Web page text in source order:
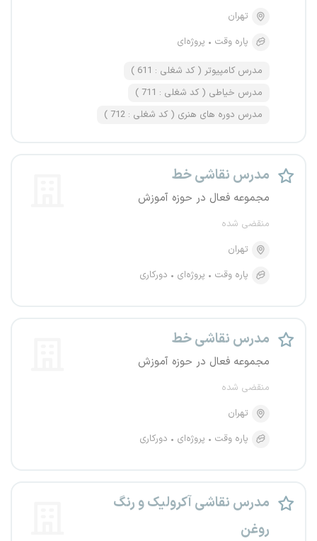
تهران
پاره وقت
پروژه‌ای
مدرس کامپیوتر ( کد شغلی : 611 )
مدرس خیاطی ( کد شغلی : 711 )
مدرس دوره های هنری ( کد شغلی : 712 )
مدرس نقاشی خط
مجموعه فعال در حوزه آموزش
منقضی شده
تهران
پاره وقت
پروژه‌ای دورکاری
مدرس نقاشی خط
مجموعه فعال در حوزه آموزش
منقضی شده
تهران
پاره وقت
پروژه‌ای دورکاری
مدرس نقاشی آکرولیک و رنگ
روغن